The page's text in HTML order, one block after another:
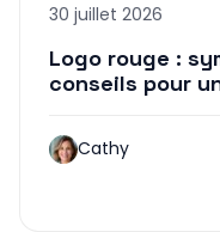
30 juillet 2026
Logo rouge :
conseils pour
Cathy